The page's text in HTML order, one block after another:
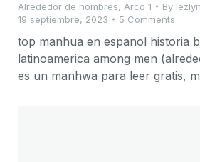
Alrededor de hombres, Arco 1 By
19 septiembre, 2023
5 Comments
top manhua en espanol historia
latinoamerica among men
es un manhwa para leer gratis,